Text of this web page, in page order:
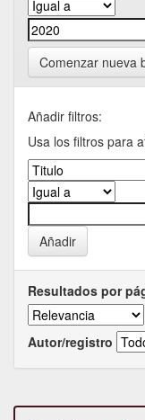
Comenzar nueva
Añadir filtros:
Usa los filtros para
Resultados por
Autor/registro